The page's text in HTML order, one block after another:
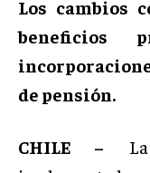
Los cambios
beneficios
de pensión.
CHILE – La